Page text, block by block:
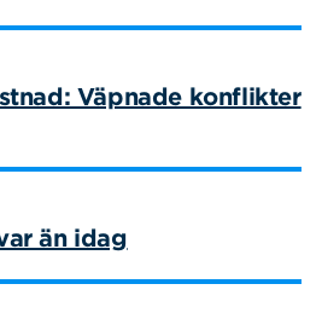
Väpnade konflikter
än idag